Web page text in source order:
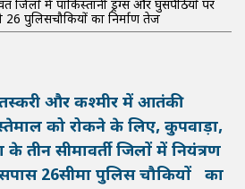
जिलों में पाकिस्तानी ड्रग्स और घुसपैठियों पर
पुलिसचौकियों का निर्माण तेज
तस्करी और कश्मीर में आतंकी
को रोकने के लिए, कुपवाड़ा,
के तीन सीमावर्ती जिलों में नियंत्रण
26सीमा पुलिस चौकियों का